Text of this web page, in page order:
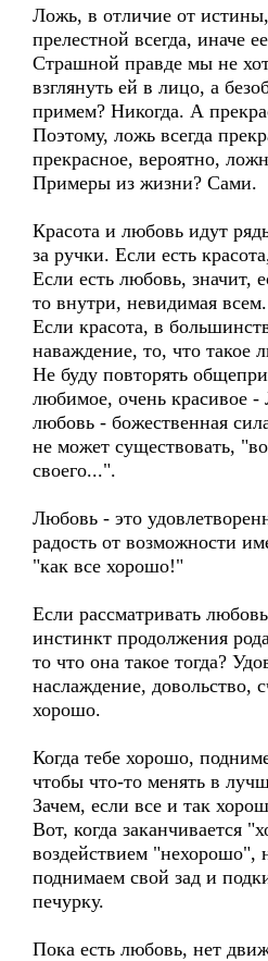
Ложь, в отличие от
прелестной всегда, иначе
Страшной правде мы не
взглянуть ей в лицо, а
примем? Никогда. А
Поэтому, ложь всегда
прекрасное, вероятно,
Примеры из жизни? Сами.
Красота и любовь идут
за ручки. Если есть
Если есть любовь, значит,
то внутри, невидимая всем.
Если красота, в
наваждение, то, что такое
Не буду повторять
любимое, очень красивое -
любовь - божественная
не может существовать,
своего...".
Любовь - это
радость от возможности
"как все хорошо!"
Если рассматривать
инстинкт продолжения
то что она такое тогда?
наслаждение, довольство,
хорошо.
Когда тебе хорошо,
чтобы что-то менять в
Зачем, если все и так
Вот, когда заканчивается
воздействием "нехорошо",
поднимаем свой зад и
печурку.
Пока есть любовь, нет